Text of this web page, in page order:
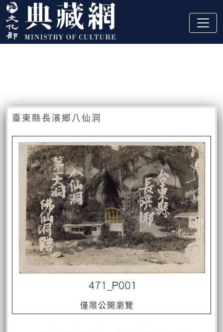
跳到主要內容
:::
臺東縣長濱鄉八仙洞
僅限公開瀏覽